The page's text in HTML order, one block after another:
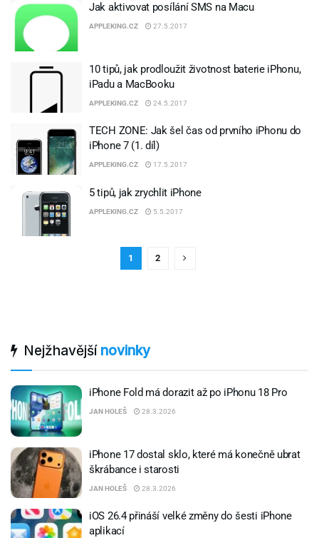
Jak aktivovat posílání SMS na Macu
APPLEKING.CZ 27.5.2017
10 tipů, jak prodloužit životnost baterie iPhonu,
iPadu a MacBooku
APPLEKING.CZ 24.5.2017
TECH ZONE: Jak šel čas od prvního iPhonu do
iPhone 7 (1. díl)
APPLEKING.CZ 17.5.2017
5 tipů, jak zrychlit iPhone
APPLEKING.CZ 5.5.2017
1 2
Nejžhavějšínovinky
iPhone Fold má dorazit až po iPhonu 18 Pro
JAN HOLEŠ 28.3.2026
iPhone 17 dostal sklo, které má konečně ubrat
škrábance i starosti
JAN HOLEŠ 28.3.2026
iOS 26.4 přináší velké změny do šesti iPhone
aplikací